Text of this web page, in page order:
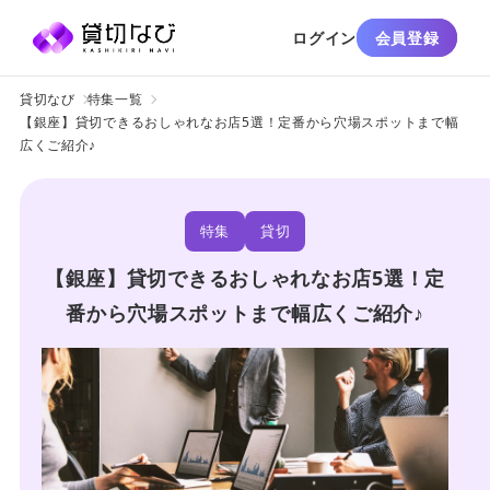
ログイン 会員登録
貸切なび
特集一覧
【銀座】貸切できるおしゃれなお店5選！定番から穴場スポットまで幅
広くご紹介♪
特集 貸切
【銀座】貸切できるおしゃれなお店5選！定
番から穴場スポットまで幅広くご紹介♪